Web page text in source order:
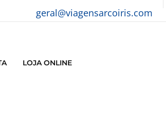
geral@viagensarcoiris.com
LOJA ONLINE